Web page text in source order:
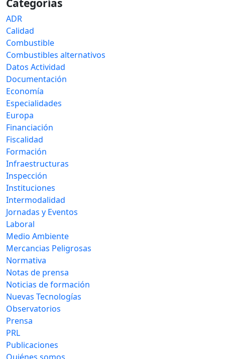
ADR
Calidad
Combustible
Combustibles alternativos
Datos Actividad
Documentación
Economía
Especialidades
Europa
Financiación
Fiscalidad
Formación
Infraestructuras
Inspección
Instituciones
Intermodalidad
Jornadas y Eventos
Laboral
Medio Ambiente
Mercancias Peligrosas
Normativa
Notas de prensa
Noticias de formación
Nuevas Tecnologías
Observatorios
Prensa
PRL
Publicaciones